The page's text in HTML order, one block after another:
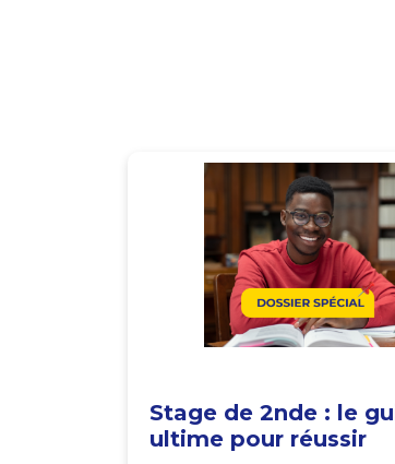
Stage de 2nde : le
ultime pour réussir